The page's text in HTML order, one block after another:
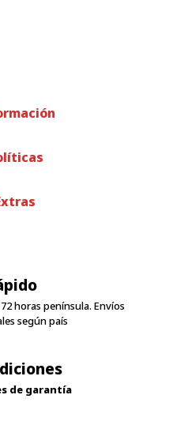
horas península. Envíos
según país